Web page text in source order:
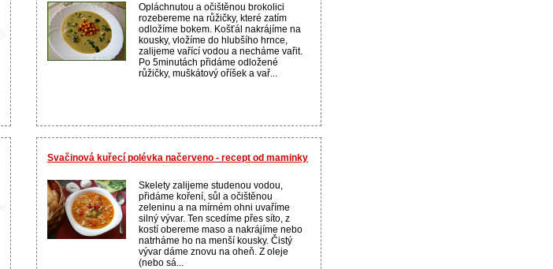
Opláchnutou a očištěnou brokolici
rozebereme na růžičky, které zatím
odložíme bokem. Košťál nakrájíme na
kousky, vložíme do hlubšího hrnce,
zalijeme vařící vodou a necháme vařit.
Po 5minutách přidáme odložené
růžičky, muškátový oříšek a vař...
Svačinová kuřecí polévka načerveno - recept od maminky
Skelety zalijeme studenou vodou,
přidáme koření, sůl a očištěnou
zeleninu a na mírném ohni uvaříme
silný vývar. Ten scedíme přes síto, z
kostí obereme maso a nakrájíme nebo
natrháme ho na menší kousky. Čistý
vývar dáme znovu na oheň. Z oleje
(nebo sá...